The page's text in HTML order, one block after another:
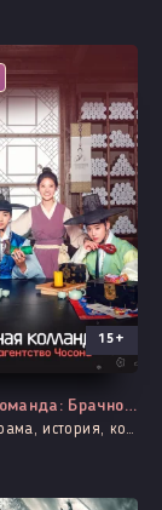
15+
Цветочная команда: Брачное агентство Чосона
история, комедия, трагическое прошлое, мелодрама, романтика